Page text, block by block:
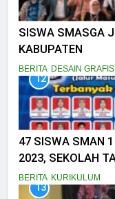
SISWA SMASGA
KABUPATEN
BERITA DESAIN GRAFIS
12
47 SISWA SMAN
2023, SEKOLAH
BERITA KURIKULUM
13